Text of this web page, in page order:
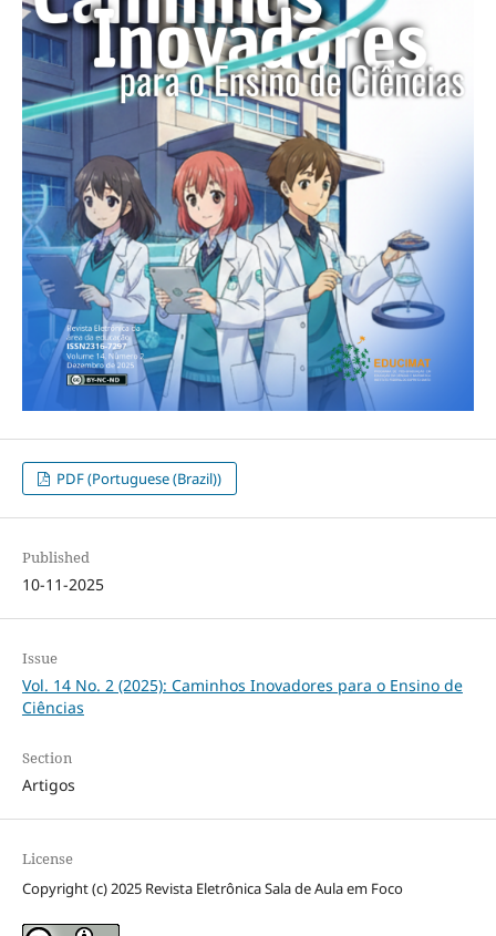
PDF (Portuguese (Brazil))
Published
10-11-2025
Issue
Vol. 14 No. 2 (2025): Caminhos Inovadores para o Ensino de
Ciências
Section
Artigos
License
Copyright (c) 2025 Revista Eletrônica Sala de Aula em Foco